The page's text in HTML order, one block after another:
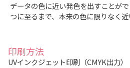
データの色に近い発色を出すことが
つに至るまで、本来の色に限りなく近
印刷方法
UVインクジェット印刷（CMYK出力）